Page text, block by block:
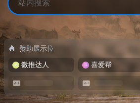
赞助展示位
微推达人 喜爱帮